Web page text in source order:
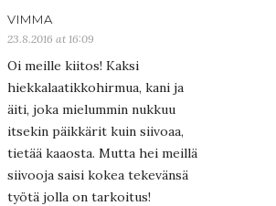
VIMMA
23.8.2016 at 16:09
Oi meille kiitos! Kaksi
hiekkalaatikkohirmua, kani ja
äiti, joka mielummin nukkuu
itsekin päikkärit kuin siivoaa,
tietää kaaosta. Mutta hei meillä
siivooja saisi kokea tekevänsä
työtä jolla on tarkoitus!